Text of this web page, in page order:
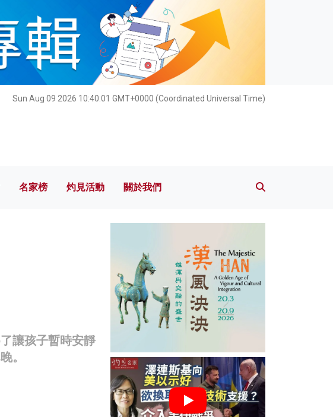
Sun Aug 09 2026 10:40:03 GMT+0000 (Coordinated Universal Time)
名家榜 灼見活動 關於我們
名家榜 灼見活動 關於我們
讓孩子暫時安靜
。